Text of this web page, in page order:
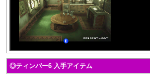
◎ティンバー6 入手アイテム